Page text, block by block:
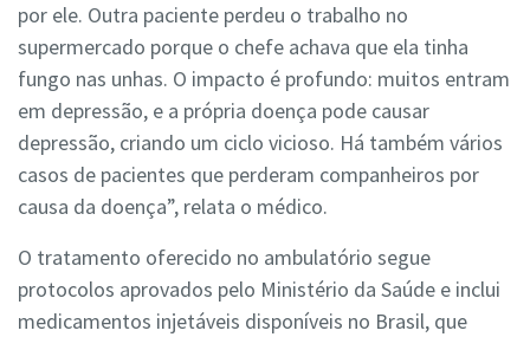
por ele. Outra paciente perdeu o trabalho no
supermercado porque o chefe achava que ela tinha
fungo nas unhas. O impacto é profundo: muitos entram
em depressão, e a própria doença pode causar
depressão, criando um ciclo vicioso. Há também vários
casos de pacientes que perderam companheiros por
causa da doença”, relata o médico.
O tratamento oferecido no ambulatório segue
protocolos aprovados pelo Ministério da Saúde e inclui
medicamentos injetáveis disponíveis no Brasil, que